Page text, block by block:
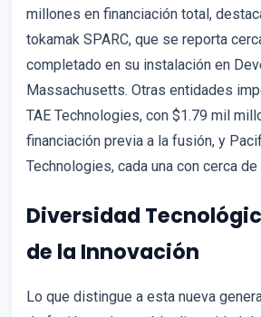
millones en financiación total,
tokamak SPARC, que se reporta
completado en su instalación en
Massachusetts. Otras entidades
TAE Technologies, con $1.79 mil
financiación previa a la fusión, y
Technologies, cada una con cerca
Diversidad
de la Innovación
Lo que distingue a esta nueva